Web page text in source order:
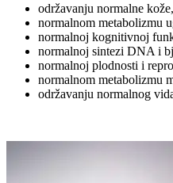
održavanju normalne
normalnom metabolizmu
normalnoj kognitivnoj
normalnoj sintezi DNA i
normalnoj plodnosti i
normalnom metabolizmu
održavanju normalnog